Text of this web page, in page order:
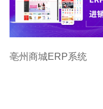
亳州商城ERP系统